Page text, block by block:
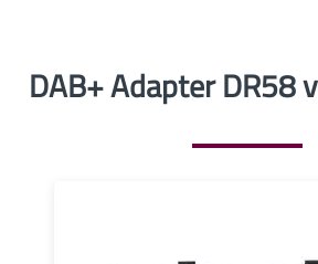
DAB+ Adapter DR58